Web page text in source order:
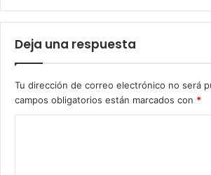
Deja una respuesta
Tu dirección de correo electrónico no será
campos obligatorios están marcados con *